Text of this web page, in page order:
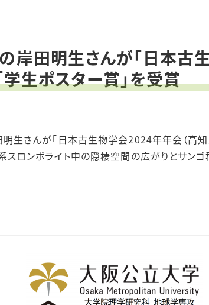
岸田明生さんが「日本古
学生ポスター賞」を受賞
生さんが「日本古生物学会2024年年会（高知
スロンボライト中の隠棲空間の広がりとサン